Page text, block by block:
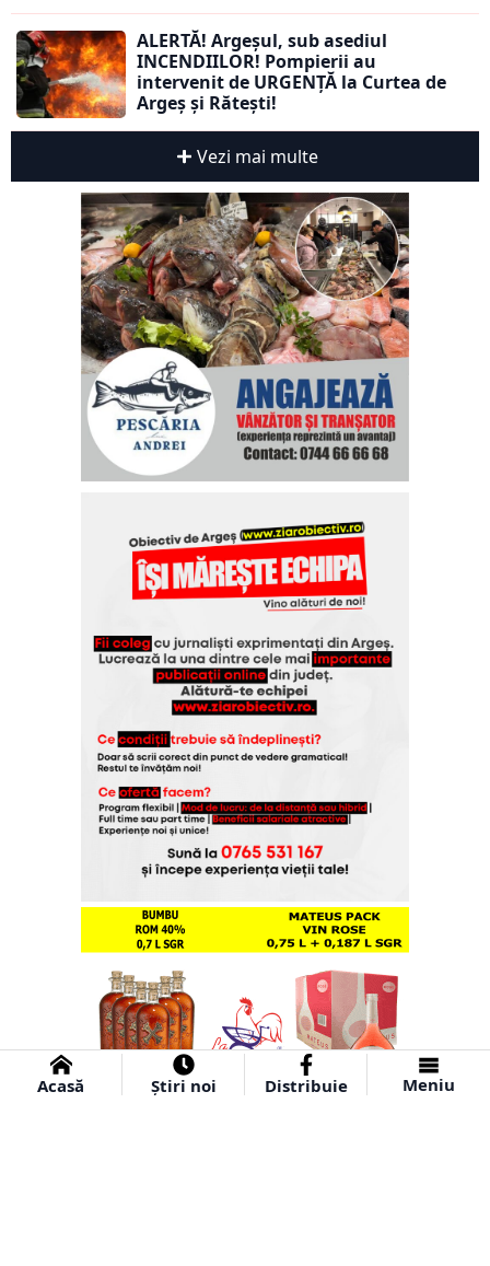
ALERTĂ! Argeșul, sub asediul
INCENDIILOR! Pompierii au
intervenit de URGENȚĂ la Curtea de
Argeș și Rătești!
Vezi mai multe
Acasă Știri noi Distribuie Meniu